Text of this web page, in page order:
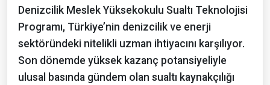
Denizcilik Meslek Yüksekokulu Sualtı Teknolojisi
Programı, Türkiye’nin denizcilik ve enerji
sektöründeki nitelikli uzman ihtiyacını karşılıyor.
Son dönemde yüksek kazanç potansiyeliyle
ulusal basında gündem olan sualtı kaynakçılığı